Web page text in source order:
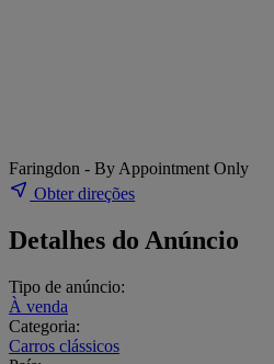
Faringdon - By Appointment Only
Obter direções
Detalhes do Anúncio
Tipo de anúncio:
À venda
Categoria:
Carros clássicos